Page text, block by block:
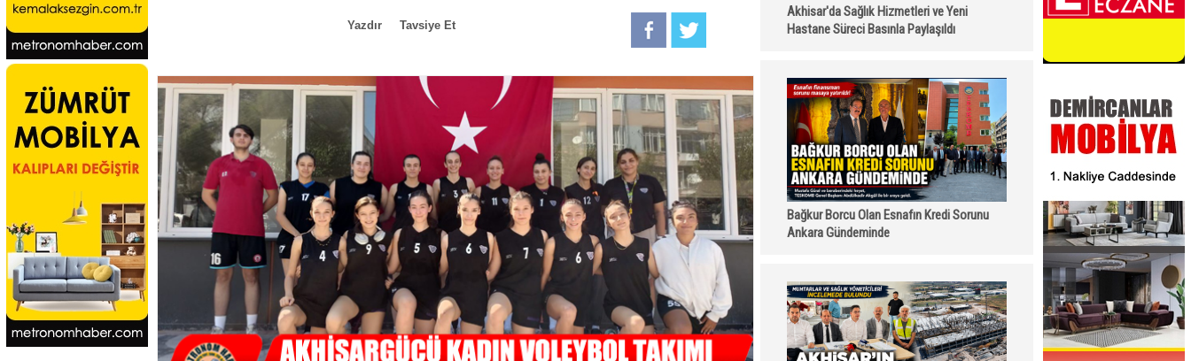
Akhisar'da Sağlık Hizmetleri ve Yeni
Hastane Süreci Basınla Paylaşıldı
Bağkur Borcu Olan Esnafın Kredi Sorunu
Ankara Gündeminde
Tavsiye Et
Yazdır